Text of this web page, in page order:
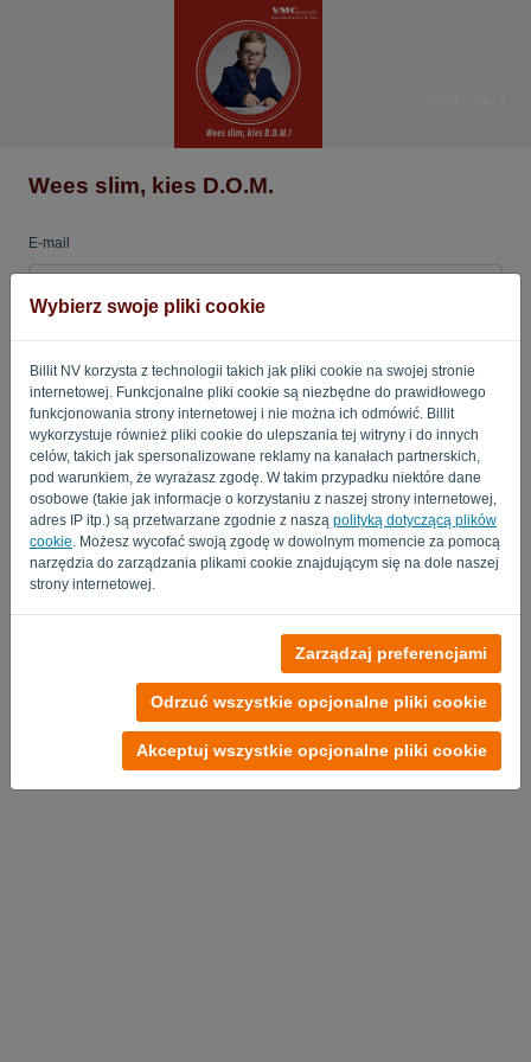
Wybierz swoje pliki cookie
Billit NV korzysta z technologii takich jak pliki cookie na swojej stronie
internetowej. Funkcjonalne pliki cookie są niezbędne do prawidłowego
funkcjonowania strony internetowej i nie można ich odmówić. Billit
wykorzystuje również pliki cookie do ulepszania tej witryny i do innych
celów, takich jak spersonalizowane reklamy na kanałach partnerskich,
pod warunkiem, że wyrażasz zgodę. W takim przypadku niektóre dane
osobowe (takie jak informacje o korzystaniu z naszej strony internetowej,
adres IP itp.) są przetwarzane zgodnie z naszą polityką dotyczącą plików
cookie . Możesz wycofać swoją zgodę w dowolnym momencie za pomocą
narzędzia do zarządzania plikami cookie znajdującym się na dole naszej
strony internetowej.
Zarządzaj preferencjami
Odrzuć wszystkie opcjonalne pliki cookie
Akceptuj wszystkie opcjonalne pliki cookie
Wees slim, kies D.O.M.
E-mail
Przypomnij mi Zapomniane hasło?
ZALOGUJ SIĘ